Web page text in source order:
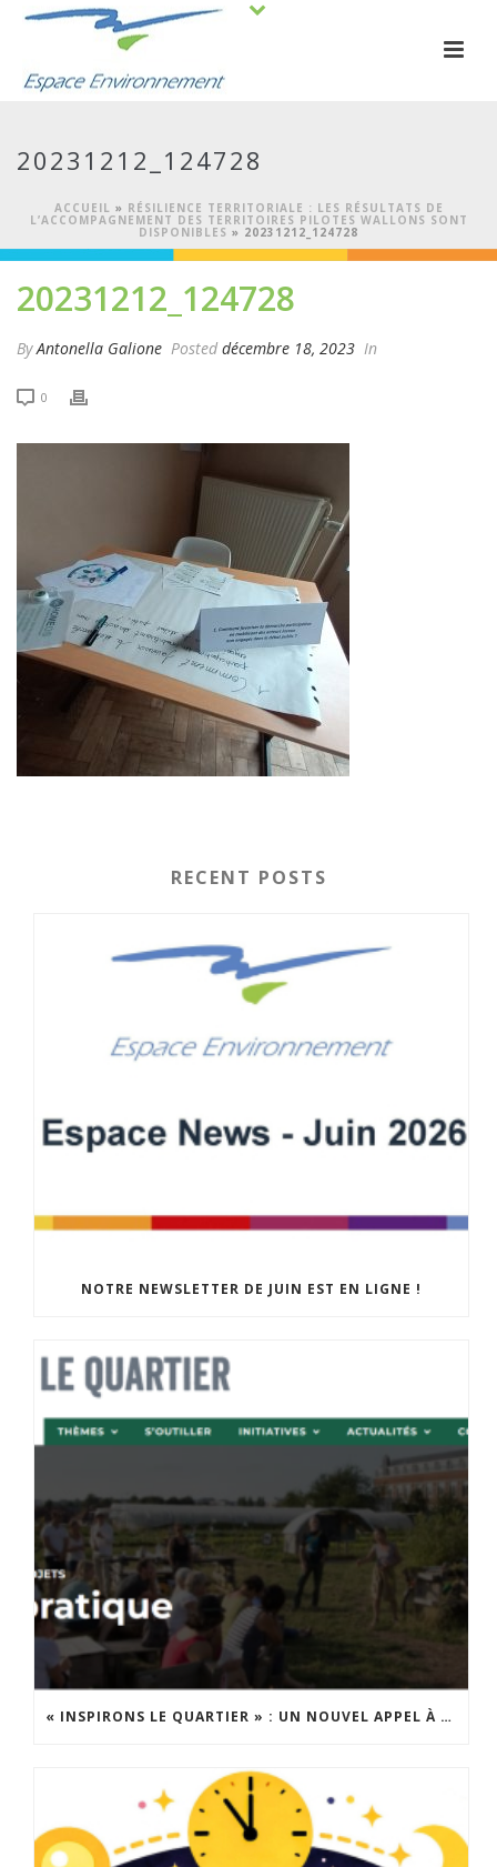
20231212_124728
ACCUEIL » RÉSILIENCE TERRITORIALE : LES RÉSULTATS DE
L’ACCOMPAGNEMENT DES TERRITOIRES PILOTES WALLONS SONT
DISPONIBLES » 20231212_124728
20231212_124728
ByAntonella Galione Posted décembre 18, 2023 In
0
RECENT POSTS
NOTRE NEWSLETTER DE JUIN EST EN LIGNE !
« INSPIRONS LE QUARTIER » : UN NOUVEL APPEL À PROJETS EST LANCÉ !